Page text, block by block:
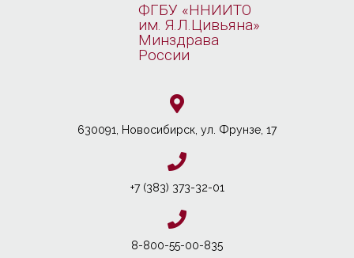
ФГБУ «ННИИТО
им. Я.Л.Цивьяна»
Минздрава
России
630091, Новосибирcк, ул. Фрунзе, 17
+7 (383) 373-32-01
8-800-55-00-835